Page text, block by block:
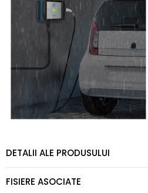
DETALII ALE PRODUSULUI
FISIERE ASOCIATE